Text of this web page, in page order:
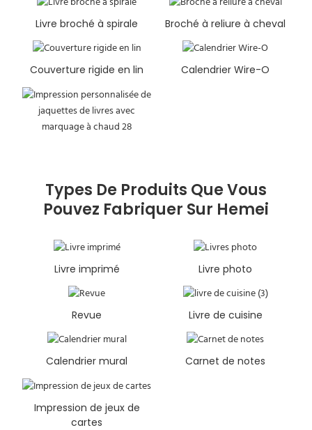
Livre broché à spirale Broché à reliure à cheval
Couverture rigide en lin Calendrier Wire-O
Types De Produits Que Vous
Pouvez Fabriquer Sur Hemei
Livre imprimé Livre photo
Revue Livre de cuisine
Calendrier mural Carnet de notes
Impression de jeux de
cartes